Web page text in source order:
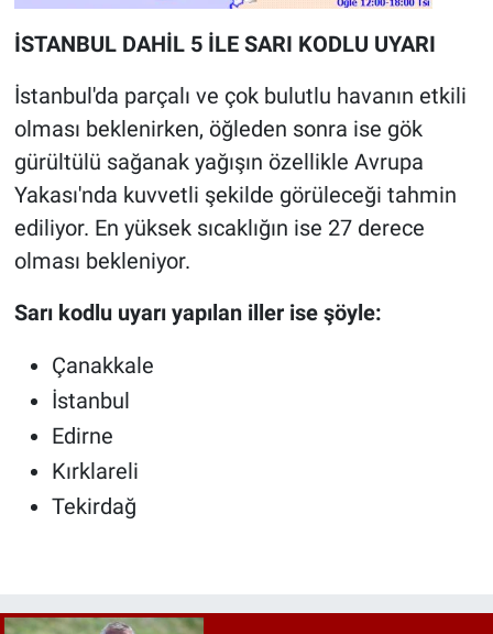
İSTANBUL DAHİL 5 İLE SARI KODLU UYARI
İstanbul'da parçalı ve çok bulutlu havanın etkili
olması beklenirken, öğleden sonra ise gök
gürültülü sağanak yağışın özellikle Avrupa
Yakası'nda kuvvetli şekilde görüleceği tahmin
ediliyor. En yüksek sıcaklığın ise 27 derece
olması bekleniyor.
Sarı kodlu uyarı yapılan iller ise şöyle:
Çanakkale
İstanbul
Edirne
Kırklareli
Tekirdağ